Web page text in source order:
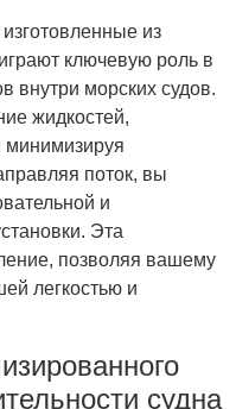
из
ключевую роль в
внутри морских судов.
жидкостей,
минимизируя
поток, вы
и
Эта
позволяя вашему
легкостью и
судна